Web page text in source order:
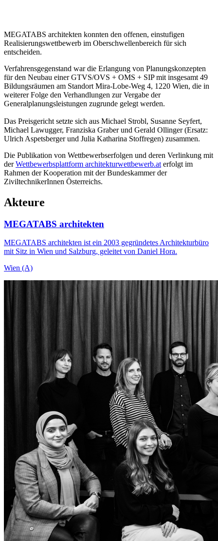
MEGATABS architekten konnten den offenen, einstufigen
Realisierungswettbewerb im Oberschwellenbereich für sich
entscheiden.
Verfahrensgegenstand war die Erlangung von Planungskonzepten
für den Neubau einer GTVS/OVS + OMS + SIP mit insgesamt 49
Bildungsräumen am Standort Mira-Lobe-Weg 4, 1220 Wien, die in
weiterer Folge den Verhandlungen zur Vergabe der
Generalplanungsleistungen zugrunde gelegt werden.
Das Preisgericht setzte sich aus Michael Strobl, Susanne Seyfert,
Michael Lawugger, Franziska Graber und Gerald Ollinger (Ersatz:
Ulrich Aspetsberger und Julia Katharina Stoffregen) zusammen.
Die Publikation von Wettbewerbserfolgen und deren Verlinkung mit
derWettbewerbsplattform architekturwettbewerb.at erfolgt im
Rahmen der Kooperation mit der Bundeskammer der
ZiviltechnikerInnen Österreichs.
Akteure
MEGATABS architekten
MEGATABS architekten ist ein 2003 gegründetes Architekturbüro
mit Sitz in Wien und Salzburg, geleitet von Daniel Hora.
Wien (A)